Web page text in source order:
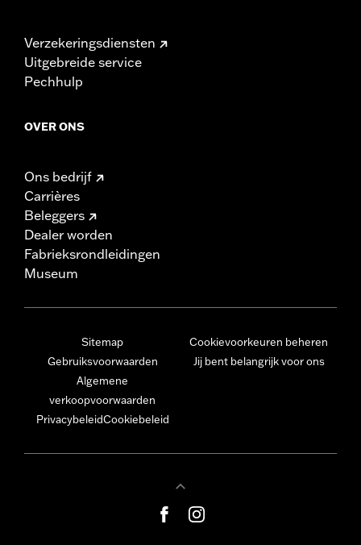
Verzekeringsdiensten
Uitgebreide service
Pechhulp
OVER ONS
Ons bedrijf
Carrières
Beleggers
Dealer worden
Fabrieksrondleidingen
Museum
Sitemap
Gebruiksvoorwaarden
Algemene
verkoopvoorwaarden
PrivacybeleidCookiebeleid
Cookievoorkeuren beheren
Jij bent belangrijk voor ons